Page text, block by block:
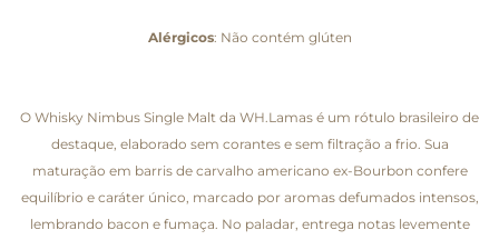
Alérgicos: Não contém glúten
O Whisky Nimbus Single Malt da WH.Lamas é um rótulo brasileiro de
destaque, elaborado sem corantes e sem filtração a frio. Sua
maturação em barris de carvalho americano ex-Bourbon confere
equilíbrio e caráter único, marcado por aromas defumados intensos,
lembrando bacon e fumaça. No paladar, entrega notas levemente